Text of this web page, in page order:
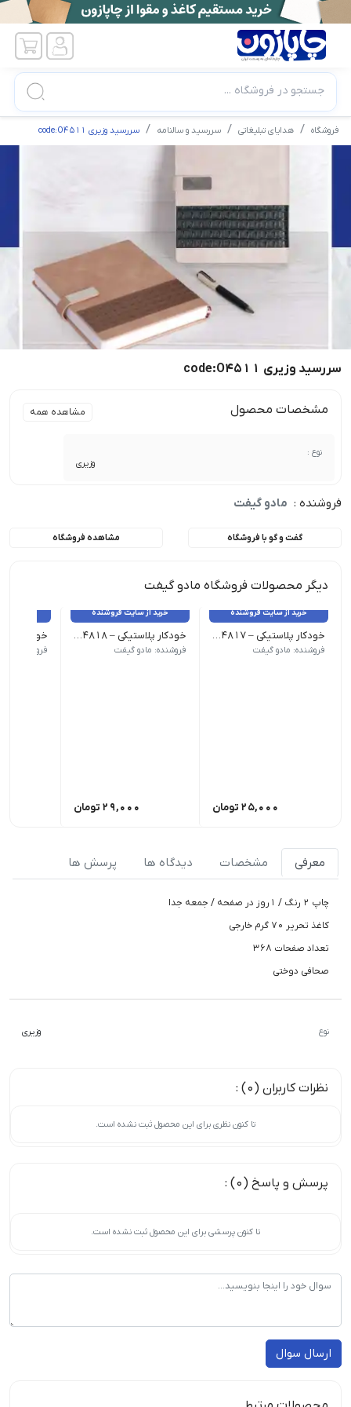
جستجو در فروشگاه ...
فروشگاه هدایای تبلیغاتی سررسید و سالنامه سررسید وزیری code:O۴۵۱۱
سررسید وزیری code:O۴۵۱۱
مشخصات محصول مشاهده همه
نوع :
وزیری
فروشنده : مادو گیفت
گفت و گو با فروشگاه مشاهده فروشگاه
دیگر محصولات فروشگاه مادو گیفت
خرید از سایت فروشنده
خودکار پلاستیکی – Code:O۴۸۱۷
فروشنده: مادو گیفت
25,000 تومان
خرید از سایت فروشنده
خودکار پلاستیکی – Code:O۴۸۱۸
فروشنده: مادو گیفت
29,000 تومان
فروشنده:
معرفی مشخصات دیدگاه ها پرسش ها
چاپ ۲ رنگ / ۱روز در صفحه / جمعه جدا
کاغذ تحریر ۷۰ گرم خارجی
تعداد صفحات ۳۶۸
صحافی دوختی
نوع وزیری
نظرات کاربران (0) :
تا کنون نظری برای این محصول ثبت نشده است.
پرسش و پاسخ (0) :
تا کنون پرسشی برای این محصول ثبت نشده است.
ارسال سوال